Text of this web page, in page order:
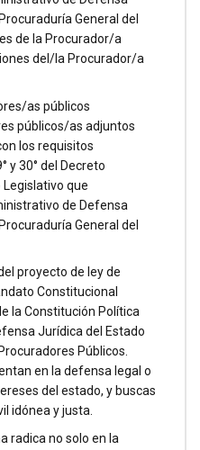
General del
de la Procurador/a
del/la Procurador/a
as públicos
públicos/as adjuntos
los requisitos
y 30° del Decreto
Legislativo que
de Defensa
General del
proyecto de ley de
Constitucional
la Constitución Política
Jurídica del Estado
Públicos.
en la defensa legal o
del estado, y buscas
idónea y justa.
radica no solo en la